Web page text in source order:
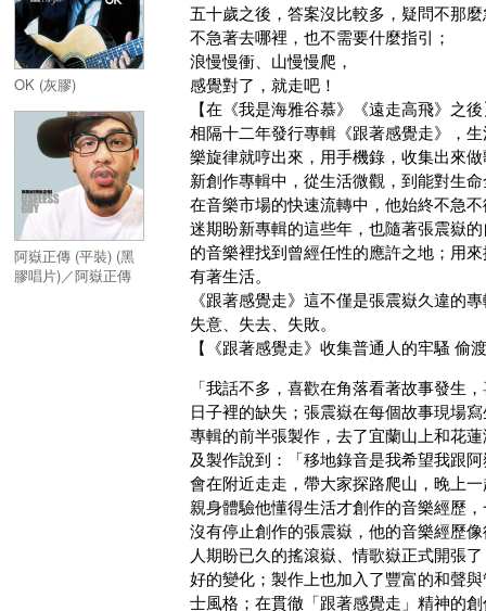
OK (灰膠)
阿嶽正傳 (平裝) (黑
膠唱片)／阿嶽正傳
五十歲之後，答案沒比較多，疑問不那
不急著去哪裡，也不需要什麼指引；
浪慢慢衝、山慢慢爬，
感覺對了，就走吧！
【在《我是海雅谷慕》《遠走高飛》之
相隔十二年發行專輯《跟著感覺走》，
樂旋律就哼出來，用手機錄，收集出來
新創作專輯中，從生活微觀，到能對生
在音樂市場的快速流轉中，他始終不急
迷期盼新專輯的這些年，也隨著張震嶽
的音樂裡找到曾經任性的應許之地；用
有著生活。
《跟著感覺走》這不僅是張震嶽久違的
失意、失去、失敗。
【《跟著感覺走》收集普通人的牢騷 偷
「我話不多，喜歡在角落看著故事發生
日子裡的缺失；張震嶽在每個故事現場
專輯的前半張製作，去了宜蘭山上和花
及製作說到：「移地錄音是我希望我跟
會在附近走走，帶大家探路爬山，晚上
親身體驗他懂得生活才創作的音樂經歷
沒有停止創作的張震嶽，他的音樂經歷
人期盼已久的搖滾嶽、情歌嶽正式開張
好的變化；製作上也加入了豐富的和聲
士風格；在貫徹「跟著感覺走」精神的